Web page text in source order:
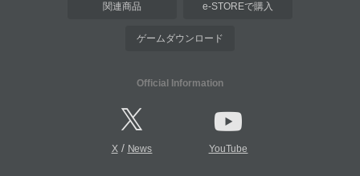
関連商品 e-STOREで購入
ゲームダウンロード
Official Information
X/ News YouTube